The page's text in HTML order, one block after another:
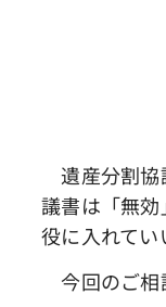
遺産分割協
議書は「無
役に入れてい
今回のご相